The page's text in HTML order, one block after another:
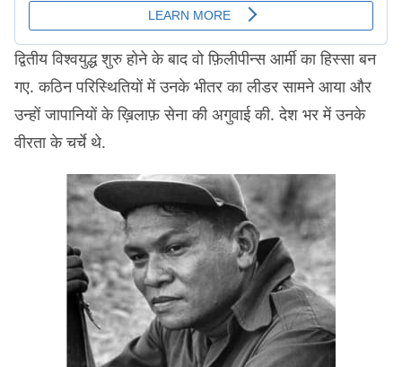
द्वितीय विश्वयुद्ध शुरु होने के बाद वो फ़िलीपीन्स आर्मी का हिस्सा बन
गए. कठिन परिस्थितियों में उनके भीतर का लीडर सामने आया और
उन्हों जापानियों के ख़िलाफ़ सेना की अगुवाई की. देश भर में उनके
वीरता के चर्चे थे.